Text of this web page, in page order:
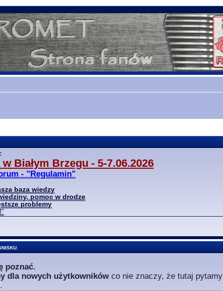
Białym Brzegu - 5-7.06.2026
- "Regulamin"
baza wiedzy
pomoc w drodze
problemy
poznać.
dla nowych użytkowników co nie znaczy, że tutaj pytamy